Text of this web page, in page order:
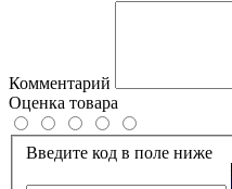
Комментарий
Оценка товара
Введите код в поле ниже